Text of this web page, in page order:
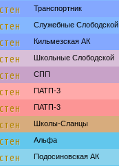
Транспортник
Служебные Слободской
Кильмезская АК
Школьные Слободской
СПП
ПАТП-3
ПАТП-3
Школы-Сланцы
Альфа
Подосиновская АК